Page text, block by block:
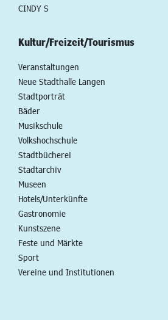
CINDY S
Kultur/Freizeit/Tourismus
Veranstaltungen
Neue Stadthalle Langen
Stadtporträt
Bäder
Musikschule
Volkshochschule
Stadtbücherei
Stadtarchiv
Museen
Hotels/Unterkünfte
Gastronomie
Kunstszene
Feste und Märkte
Sport
Vereine und Institutionen